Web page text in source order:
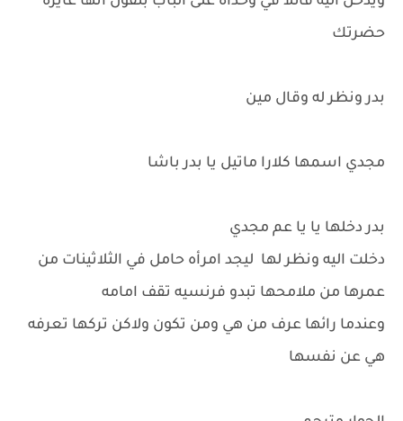
حضرتك
بدر ونظر له وقال مين
مجدي اسمها كلارا ماتيل يا بدر باشا
بدر دخلها يا يا عم مجدي
دخلت اليه ونظر لها ليجد امرأه حامل في الثلاثينات من
عمرها من ملامحها تبدو فرنسيه تقف امامه
وعندما رائها عرف من هي ومن تكون ولاكن تركها تعرفه
هي عن نفسها